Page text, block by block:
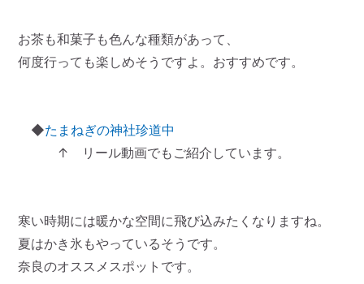
お茶も和菓子も色んな種類があって、
何度行っても楽しめそうですよ。おすすめです。
◆たまねぎの神社珍道中
↑ リール動画でもご紹介しています。
寒い時期には暖かな空間に飛び込みたくなりますね。
夏はかき氷もやっているそうです。
奈良のオススメスポットです。